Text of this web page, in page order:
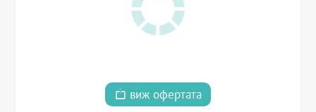
виж офертата